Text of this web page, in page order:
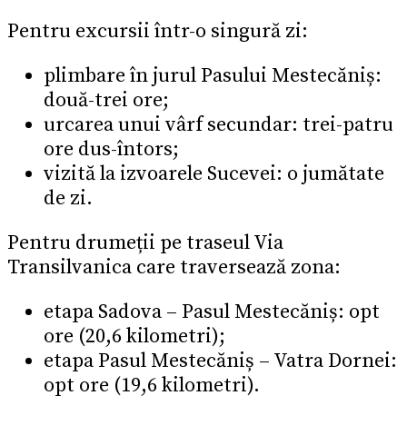
Pentru excursii într-o singură zi:
plimbare în jurul Pasului Mestecăniș:
două-trei ore;
urcarea unui vârf secundar: trei-patru
ore dus-întors;
vizită la izvoarele Sucevei: o jumătate
de zi.
Pentru drumeții pe traseul Via
Transilvanica care traversează zona:
etapa Sadova – Pasul Mestecăniș: opt
ore (20,6 kilometri);
etapa Pasul Mestecăniș – Vatra Dornei:
opt ore (19,6 kilometri).